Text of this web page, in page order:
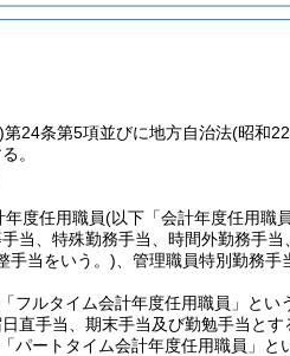
第24条第5項並びに地方自治法(昭和
。
度任用職員(以下「会計年度任用職
当、特殊勤務手当、時間外勤務手
手当をいう。) 、管理職員特別勤務
フルタイム会計年度任用職員」とい
直手当、期末手当及び勤勉手当とす
パートタイム会計年度任用職員」と